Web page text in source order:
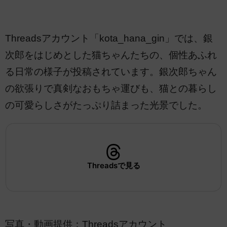
Threadsアカウント「kota_hana_gin」では、銀
次郎をはじめとした猫ちゃんたちの、個性あふれ
る日常の様子が投稿されています。銀次郎ちゃん
の欲張りで真剣なおもちゃ運びも、猫との暮らし
の可愛らしさがたっぷり詰まった光景でした。
Threadsで見る
写真・動画提供：Threadsアカウント